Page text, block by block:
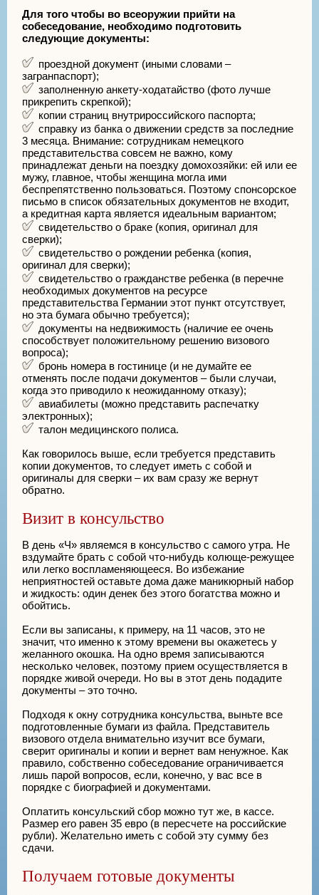
Для того чтобы во всеоружии прийти на
собеседование, необходимо подготовить
следующие документы:
проездной документ (иными словами –
загранпаспорт);
заполненную анкету-ходатайство (фото лучше
прикрепить скрепкой);
копии страниц внутрироссийского паспорта;
справку из банка о движении средств за последние
3 месяца. Внимание: сотрудникам немецкого
представительства совсем не важно, кому
принадлежат деньги на поездку домохозяйки: ей или ее
мужу, главное, чтобы женщина могла ими
беспрепятственно пользоваться. Поэтому спонсорское
письмо в список обязательных документов не входит,
а кредитная карта является идеальным вариантом;
свидетельство о браке (копия, оригинал для
сверки);
свидетельство о рождении ребенка (копия,
оригинал для сверки);
свидетельство о гражданстве ребенка (в перечне
необходимых документов на ресурсе
представительства Германии этот пункт отсутствует,
но эта бумага обычно требуется);
документы на недвижимость (наличие ее очень
способствует положительному решению визового
вопроса);
бронь номера в гостинице (и не думайте ее
отменять после подачи документов – были случаи,
когда это приводило к неожиданному отказу);
авиабилеты (можно представить распечатку
электронных);
талон медицинского полиса.
Как говорилось выше, если требуется представить
копии документов, то следует иметь с собой и
оригиналы для сверки – их вам сразу же вернут
обратно.
Визит в консульство
В день «Ч» являемся в консульство с самого утра. Не
вздумайте брать с собой что-нибудь колюще-режущее
или легко воспламеняющееся. Во избежание
неприятностей оставьте дома даже маникюрный набор
и жидкость: один денек без этого богатства можно и
обойтись.
Если вы записаны, к примеру, на 11 часов, это не
значит, что именно к этому времени вы окажетесь у
желанного окошка. На одно время записываются
несколько человек, поэтому прием осуществляется в
порядке живой очереди. Но вы в этот день подадите
документы – это точно.
Подходя к окну сотрудника консульства, выньте все
подготовленные бумаги из файла. Представитель
визового отдела внимательно изучит все бумаги,
сверит оригиналы и копии и вернет вам ненужное. Как
правило, собственно собеседование ограничивается
лишь парой вопросов, если, конечно, у вас все в
порядке с биографией и документами.
Оплатить консульский сбор можно тут же, в кассе.
Размер его равен 35 евро (в пересчете на российские
рубли). Желательно иметь с собой эту сумму без
сдачи.
Получаем готовые документы